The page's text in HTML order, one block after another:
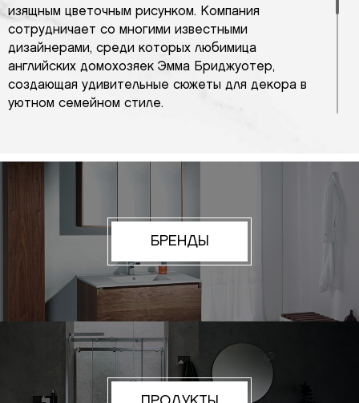
изящным цветочным рисунком. Компания
сотрудничает со многими известными
дизайнерами, среди которых любимица
английских домохозяек Эмма Бриджуотер,
создающая удивительные сюжеты для декора в
уютном семейном стиле.
БРЕНДЫ